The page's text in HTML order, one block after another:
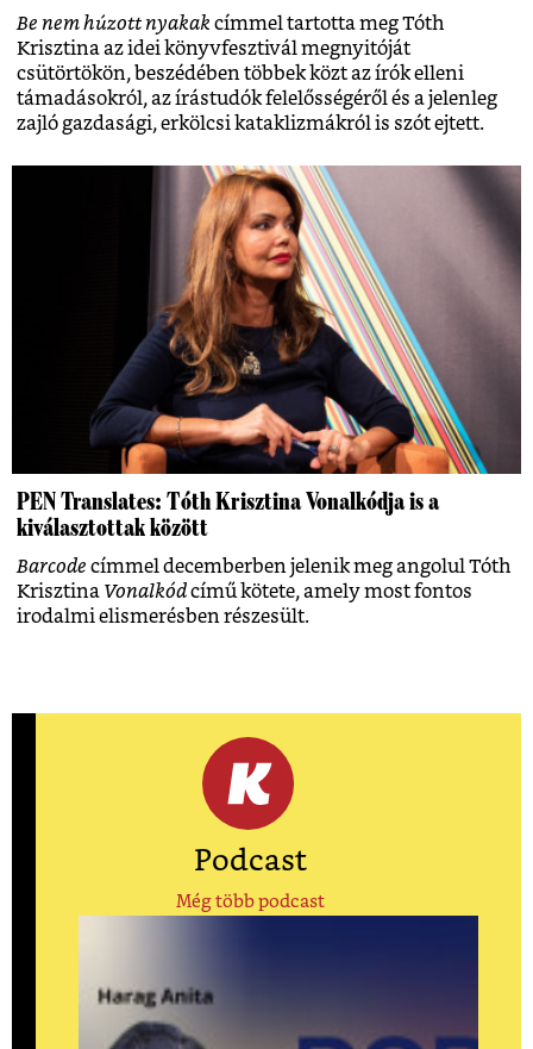
Be nem húzott nyakak címmel tartotta meg Tóth
Krisztina az idei könyvfesztivál megnyitóját
csütörtökön, beszédében többek közt az írók elleni
támadásokról, az írástudók felelősségéről és a jelenleg
zajló gazdasági, erkölcsi kataklizmákról is szót ejtett.
PEN Translates: Tóth Krisztina Vonalkódja is a
kiválasztottak között
Barcode címmel decemberben jelenik meg angolul Tóth
Krisztina Vonalkódcímű kötete, amely most fontos
irodalmi elismerésben részesült.
Podcast
Még több podcast